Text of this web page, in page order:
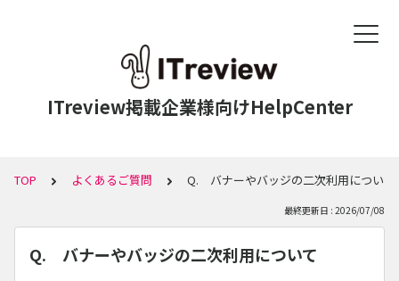
ITreview掲載企業様向けHelpCenter
TOP よくあるご質問 Q. バナーやバッジの二次利用について
最終更新日 : 2026/07/08
Q. バナーやバッジの二次利用について